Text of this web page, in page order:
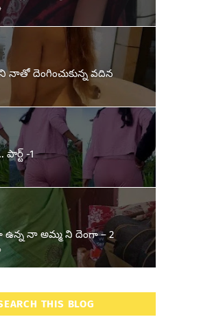
నాతో దెంగించుకున్న వదిన
-1
ఉన్న నా అమ్మ ని దెంగా – 2
THIS BLOG